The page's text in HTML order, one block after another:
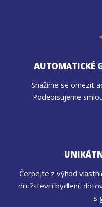
AUTOMATICKÉ
Snažíme se omezit
Podepisujeme
Čerpejte z výhod
družstevní bydlení,
s